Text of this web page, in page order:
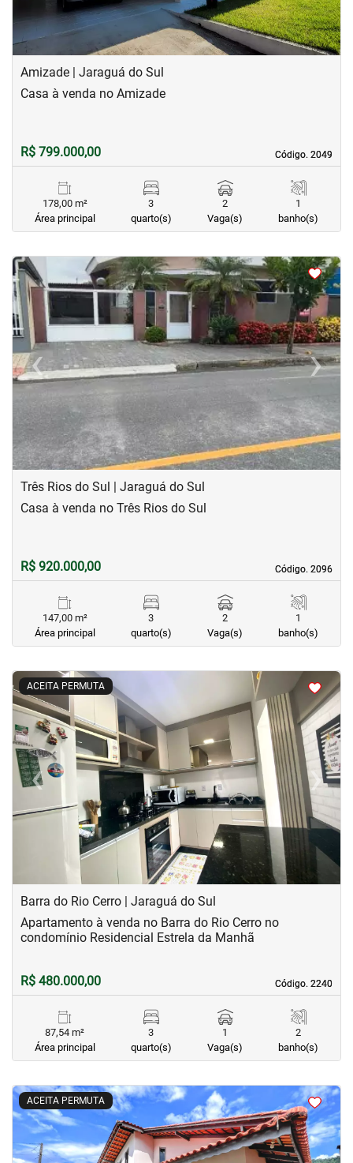
Amizade | Jaraguá do Sul
Código. 2049
Código. 2049
Casa à venda no Amizade
R$ 799.000,00
178,00 m²
Área principal
3
quarto(s)
2
Vaga(s)
1
banho(s)
<<<
‹Previous ›Next
Três Rios do Sul | Jaraguá do Sul
Código. 2096
Código. 2096
Casa à venda no Três Rios do Sul
R$ 920.000,00
147,00 m²
Área principal
3
quarto(s)
2
Vaga(s)
1
banho(s)
ACEITA PERMUTA
< <<<
‹Previous ›Next
Barra do Rio Cerro | Jaraguá do Sul
Código. 2240
Código. 2240
Apartamento à venda no Barra do Rio Cerro no
condomínio Residencial Estrela da Manhã
R$ 480.000,00
87,54 m²
Área principal
3
quarto(s)
1
Vaga(s)
2
banho(s)
ACEITA PERMUTA
<<<<